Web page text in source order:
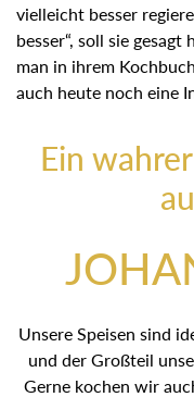
vielleicht besser
besser“, soll sie
man in ihrem
auch heute noch eine
Ein
Unsere Speisen sind
und der Großteil
Gerne kochen wir